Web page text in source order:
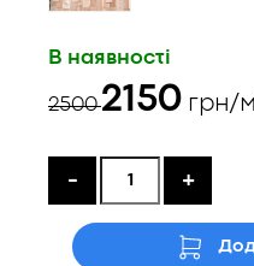
В наявності
2500
2500 ₴.
2150
Поточна
2150 ₴.
грн/
- +